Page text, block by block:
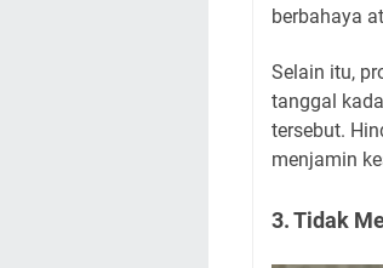
berbahaya
Selain itu,
tanggal
tersebut.
menjamin
3. Tidak